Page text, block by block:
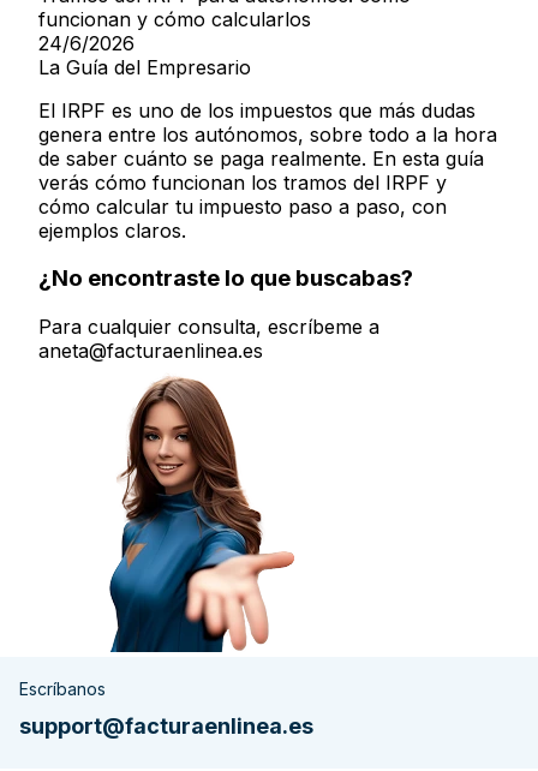
funcionan y cómo calcularlos
24/6/2026
La Guía del Empresario
El IRPF es uno de los impuestos que más dudas
genera entre los autónomos, sobre todo a la hora
de saber cuánto se paga realmente. En esta guía
verás cómo funcionan los tramos del IRPF y
cómo calcular tu impuesto paso a paso, con
ejemplos claros.
¿No encontraste lo que buscabas?
Para cualquier consulta, escríbeme a
aneta@facturaenlinea.es
Escríbanos
support@facturaenlinea.es